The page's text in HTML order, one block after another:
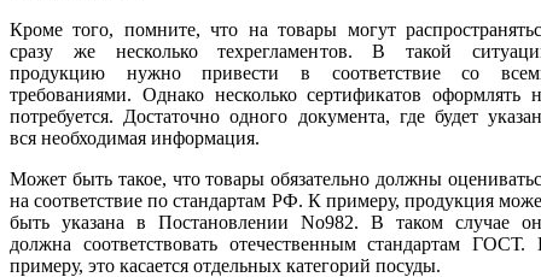
Кроме того, помните, что на товары могут
сразу же несколько техрегламентов. В такой
продукцию нужно привести в соответствие со
требованиями. Однако несколько сертификатов оформлять
потребуется. Достаточно одного документа, где будет
вся необходимая информация.
Может быть такое, что товары обязательно должны
на соответствие по стандартам РФ. К примеру, продукция
быть указана в Постановлении No982. В таком случае
должна соответствовать отечественным стандартам ГОСТ.
примеру, это касается отдельных категорий посуды.